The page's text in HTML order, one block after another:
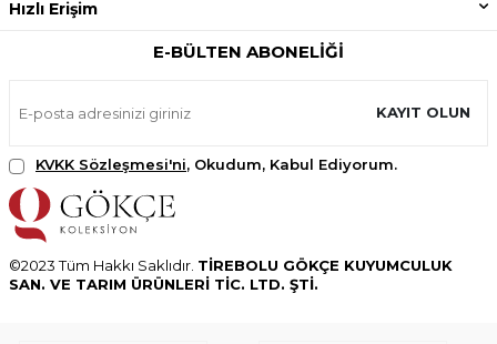
Hızlı Erişim
E-BÜLTEN ABONELIĞI
KAYIT OLUN
KVKK Sözleşmesi'ni, Okudum, Kabul Ediyorum.
©2023 Tüm Hakkı Saklıdır. TİREBOLU GÖKÇE KUYUMCULUK
SAN. VE TARIM ÜRÜNLERİ TİC. LTD. ŞTİ.